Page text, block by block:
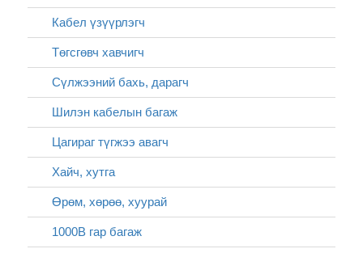
Кабел үзүүрлэгч
Төгсгөвч хавчигч
Сүлжээний бахь, дарагч
Шилэн кабелын багаж
Цагираг түгжээ авагч
Хайч, хутга
Өрөм, хөрөө, хуурай
1000В гар багаж